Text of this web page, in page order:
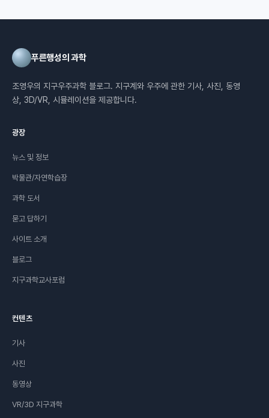
푸른행성의 과학
조영우의 지구우주과학 블로그. 지구계와 우주에 관한 기사, 사진, 동영
상, 3D/VR, 시뮬레이션을 제공합니다.
광장
뉴스 및 정보
박물관/자연학습장
과학 도서
묻고 답하기
사이트 소개
블로그
지구과학교사포럼
컨텐츠
기사
사진
동영상
VR/3D 지구과학